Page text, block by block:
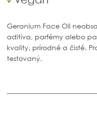
Geranium Face Oil
aditíva, parfémy alebo
kvality, prírodné a čisté.
testovaný.